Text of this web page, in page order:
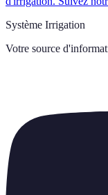
Système Irrigation
Votre source